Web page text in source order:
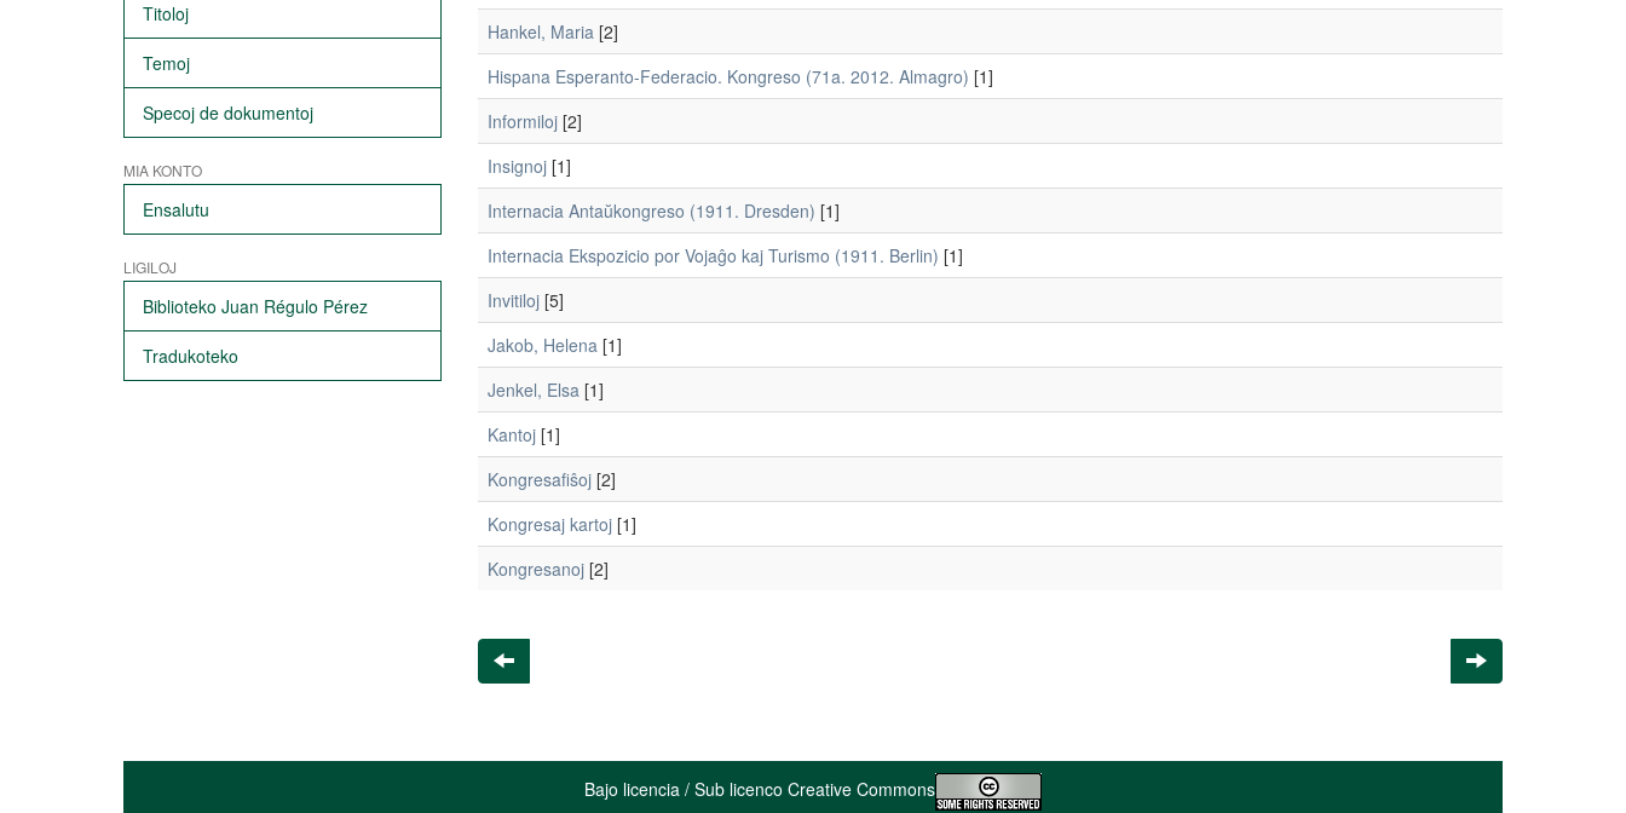
Titoloj
Temoj
Specoj de dokumentoj
MIA KONTO
Ensalutu
LIGILOJ
Biblioteko Juan Régulo Pérez
Tradukoteko
Hankel, Maria[2]
Hispana Esperanto-Federacio. Kongreso (71a. 2012. Almagro) [1]
Informiloj[2]
Insignoj[1]
Internacia Antaŭkongreso (1911. Dresden) [1]
Internacia Ekspozicio por Vojaĝo kaj Turismo (1911. Berlin) [1]
Invitiloj[5]
Jakob, Helena[1]
Jenkel, Elsa[1]
Kantoj[1]
Kongresafiŝoj[2]
Kongresaj kartoj[1]
Kongresanoj[2]
Bajo licencia / Sub licenco Creative Commons